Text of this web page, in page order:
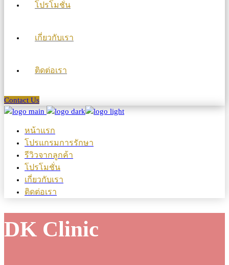
โปรโมชั่น
เกี่ยวกับเรา
ติดต่อเรา
Contact Us
หน้าแรก
โปรแกรมการรักษา
รีวิวจากลูกค้า
โปรโมชั่น
เกี่ยวกับเรา
ติดต่อเรา
DK Clinic